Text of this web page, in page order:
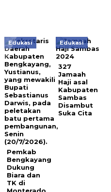
Edukasi
Pemkab
Bengkayang
Dukung
Biara dan
TK di
Edukasi
327
Jamaah
Haji asal
Kabupaten
Sambas
Disambut
Suka Cita